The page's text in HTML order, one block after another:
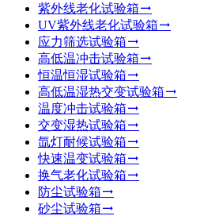
紫外线老化试验箱
UV紫外线老化试验箱
应力筛选试验箱
高低温冲击试验箱
恒温恒湿试验箱
高低温湿热交变试验箱
温度冲击试验箱
交变湿热试验箱
氙灯耐候试验箱
快速温变试验箱
换气老化试验箱
防尘试验箱
砂尘试验箱